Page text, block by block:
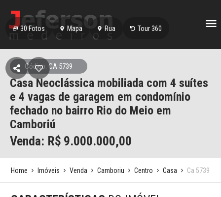
30 Fotos Mapa Rua Tour 360
Código: CA 5739
Casa Neoclássica mobiliada com 4 suítes
e 4 vagas de garagem em condomínio
fechado no bairro Rio do Meio em
Camboriú
Venda: R$ 9.000.000,00
Home Imóveis Venda Camboriu Centro Casa Ca 5739